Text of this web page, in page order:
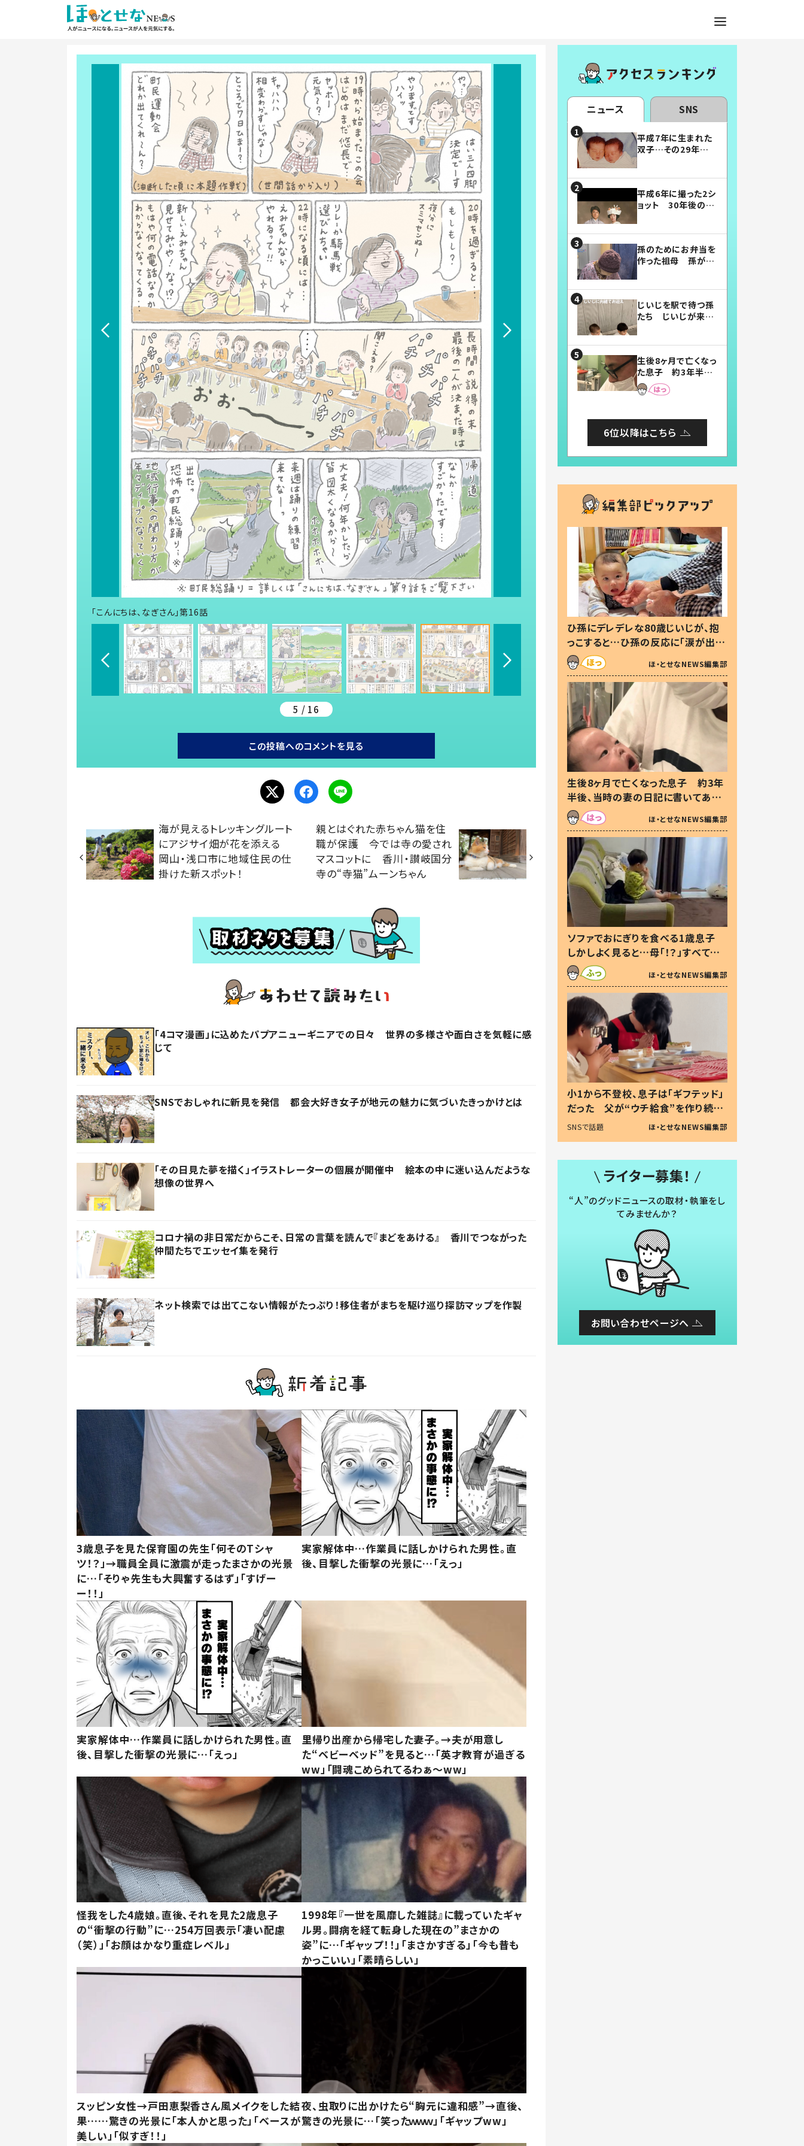
「こんにちは、なぎさん」第16話
5 / 16
この投稿へのコメントを見る
海が見えるトレッキングルート
にアジサイ畑が花を添える
岡山・浅口市に地域住民の仕
掛けた新スポット！
親とはぐれた赤ちゃん猫を住
職が保護 今では寺の愛され
マスコットに 香川・讃岐国分
寺の“寺猫”ムーンちゃん
「4コマ漫画」に込めたパプアニューギニアでの日々 世界の多様さや面白さを気軽に感
じて
SNSでおしゃれに新見を発信 都会大好き女子が地元の魅力に気づいたきっかけとは
「その日見た夢を描く」イラストレーターの個展が開催中 絵本の中に迷い込んだような
想像の世界へ
コロナ禍の非日常だからこそ、日常の言葉を読んで『まどをあける』 香川でつながった
仲間たちでエッセイ集を発行
ネット検索では出てこない情報がたっぷり！移住者がまちを駆け巡り探訪マップを作製
3歳息子を見た保育園の先生「何そのTシャ
ツ！？」→職員全員に激震が走ったまさかの光景
に…「そりゃ先生も大興奮するはず」「すげー
ー！！」
実家解体中…作業員に話しかけられた男性。直
後、目撃した衝撃の光景に…「えっ」
実家解体中…作業員に話しかけられた男性。直
後、目撃した衝撃の光景に…「えっ」
里帰り出産から帰宅した妻子。→夫が用意し
た“ベビーベッド”を見ると…「英才教育が過ぎる
ww」「闘魂こめられてるわぁ～ww」
怪我をした4歳娘。直後、それを見た2歳息子
の“衝撃の行動”に…254万回表示「凄い配慮
（笑）」「お顔はかなり重症レベル」
1998年『一世を風靡した雑誌』に載っていたギャ
ル男。闘病を経て転身した現在の”まさかの
姿”に…「ギャップ！！」「まさかすぎる」「今も昔も
かっこいい」「素晴らしい」
スッピン女性→戸田恵梨香さん風メイクをした結
果……驚きの光景に「本人かと思った」「ベースが
美しい」「似すぎ！！」
夜、虫取りに出かけたら“胸元に違和感”→直後、
驚きの光景に…「笑ったｗｗｗ」「ギャップww」
ニュース SNS
平成7年に生まれた
双子…その29年後
平成6年に撮った2シ
ョット 30年後の姿
孫のためにお弁当を
作った祖母 孫が絶
じいじを駅で待つ孫
たち じいじが来た
まらない」「幸せにな
れる」
生後8ヶ月で亡くなっ
た息子 約3年半
後、当時の妻の日記
に書いてあった本音
6位以降はこちら
ひ孫にデレデレな80歳じいじが、抱
っこすると…ひ孫の反応に「涙が出ま
した」「可愛くて仕方ない」
ほ・とせなNEWS編集部
生後8ヶ月で亡くなった息子 約3年
半後、当時の妻の日記に書いてあっ
た本音とは
ほ・とせなNEWS編集部
ソファでおにぎりを食べる1歳息子
しかしよく見ると…母「！？」すべてを
察した母の投稿に「可愛いから許
す！」「現行犯〜」
ほ・とせなNEWS編集部
小1から不登校、息子は「ギフテッド」
だった 父が“ウチ給食”を作り続け
る理由とは #令和の親 #令和の子
SNSで話題 ほ・とせなNEWS編集部
ライター募集！
“人”のグッドニュースの取材・執筆をし
てみませんか？
お問い合わせページへ